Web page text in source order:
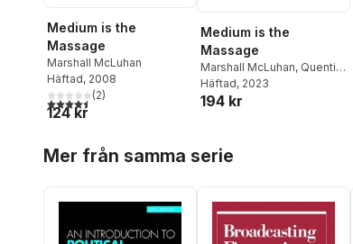
Medium is the
Massage
Marshall McLuhan
Häftad, 2008
4,5utav 5 stjärnor. Totalt antal röster:
(2)
124 kr
Medium is the
Massage
Marshall McLuhan, Quentin
Fiore,Jerome Agel
Häftad, 2023
194 kr
Mer från samma serie